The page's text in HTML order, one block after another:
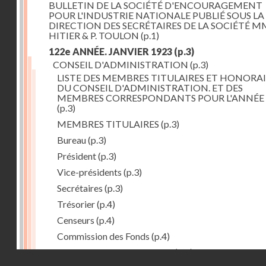
BULLETIN DE LA SOCIÉTÉ D'ENCOURAGEMENT
POUR L'INDUSTRIE NATIONALE PUBLIÉ SOUS LA
DIRECTION DES SECRÉTAIRES DE LA SOCIÉTÉ
HITIER & P. TOULON (p.1)
122e ANNÉE. JANVIER 1923 (p.3)
CONSEIL D'ADMINISTRATION (p.3)
LISTE DES MEMBRES TITULAIRES ET
DU CONSEIL D'ADMINISTRATION. ET DES
MEMBRES CORRESPONDANTS POUR
(p.3)
MEMBRES TITULAIRES (p.3)
Bureau(p.3)
Président(p.3)
Vice-présidents (p.3)
Secrétaires (p.3)
Trésorier(p.4)
Censeurs (p.4)
Commission des Fonds (p.4)
Comité des Arts mécaniques(p.4)